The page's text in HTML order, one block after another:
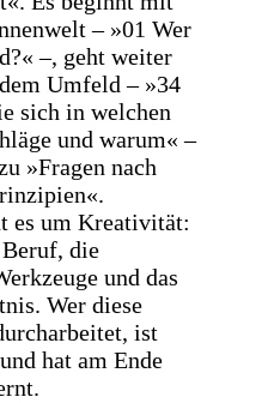
– »01 Wer
–, geht weiter
Umfeld – »34
sich in welchen
und warum« –
»Fragen nach
es um Kreativität:
die
und das
Wer diese
ist
hat am Ende